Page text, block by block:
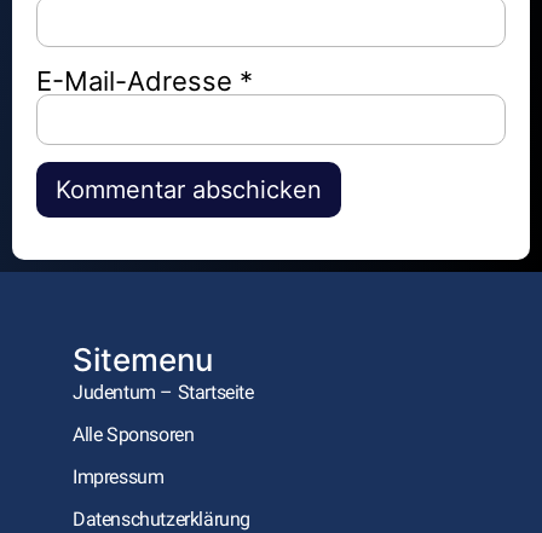
E-Mail-Adresse *
Sitemenu
Judentum – Startseite
Alle Sponsoren
Impressum
Datenschutzerklärung